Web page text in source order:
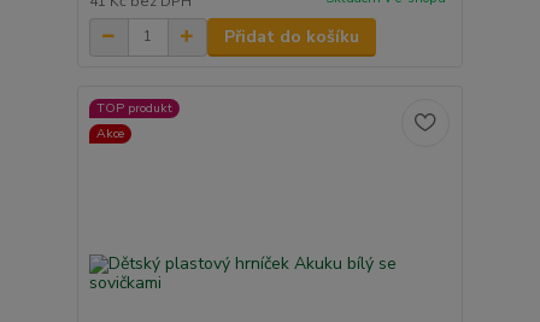
Přidat do košíku
TOP produkt
Akce